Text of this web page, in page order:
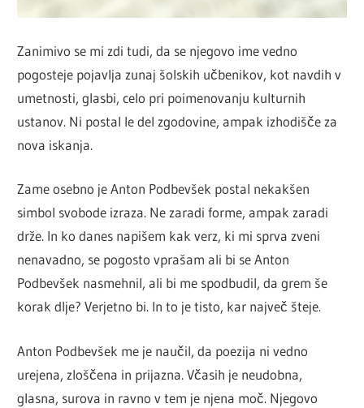
Zanimivo se mi zdi tudi, da se njegovo ime vedno
pogosteje pojavlja zunaj šolskih učbenikov, kot navdih v
umetnosti, glasbi, celo pri poimenovanju kulturnih
ustanov. Ni postal le del zgodovine, ampak izhodišče za
nova iskanja.
Zame osebno je Anton Podbevšek postal nekakšen
simbol svobode izraza. Ne zaradi forme, ampak zaradi
drže. In ko danes napišem kak verz, ki mi sprva zveni
nenavadno, se pogosto vprašam ali bi se Anton
Podbevšek nasmehnil, ali bi me spodbudil, da grem še
korak dlje? Verjetno bi. In to je tisto, kar največ šteje.
Anton Podbevšek me je naučil, da poezija ni vedno
urejena, zloščena in prijazna. Včasih je neudobna,
glasna, surova in ravno v tem je njena moč. Njegovo